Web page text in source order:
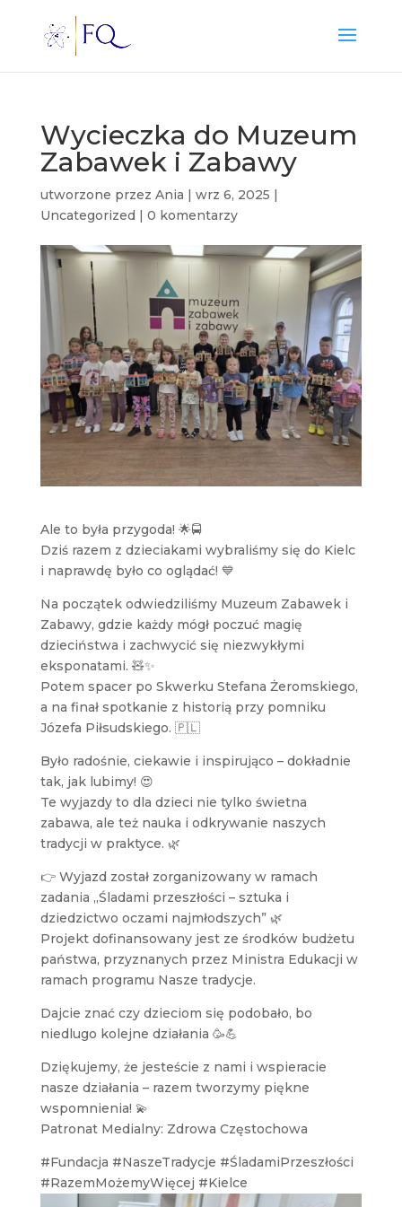
Wycieczka do Muzeum
Zabawek i Zabawy
utworzone przez Ania | wrz 6, 2025 |
Uncategorized | 0 komentarzy
Ale to była przygoda! 🌟🚍
Dziś razem z dzieciakami wybraliśmy się do Kielc
i naprawdę było co oglądać! 💙
Na początek odwiedziliśmy Muzeum Zabawek i
Zabawy, gdzie każdy mógł poczuć magię
dzieciństwa i zachwycić się niezwykłymi
eksponatami. 🧸✨
Potem spacer po Skwerku Stefana Żeromskiego,
a na finał spotkanie z historią przy pomniku
Józefa Piłsudskiego. 🇵🇱
Było radośnie, ciekawie i inspirująco – dokładnie
tak, jak lubimy! 😍
Te wyjazdy to dla dzieci nie tylko świetna
zabawa, ale też nauka i odkrywanie naszych
tradycji w praktyce. 🌿
👉 Wyjazd został zorganizowany w ramach
zadania „Śladami przeszłości – sztuka i
dziedzictwo oczami najmłodszych” 🌿
Projekt dofinansowany jest ze środków budżetu
państwa, przyznanych przez Ministra Edukacji w
ramach programu Nasze tradycje.
Dajcie znać czy dzieciom się podobało, bo
niedlugo kolejne działania 🥳💪
Dziękujemy, że jesteście z nami i wspieracie
nasze działania – razem tworzymy piękne
wspomnienia! 💫
Patronat Medialny: Zdrowa Częstochowa
#Fundacja #NaszeTradycje #ŚladamiPrzeszłości
#RazemMożemyWięcej #Kielce